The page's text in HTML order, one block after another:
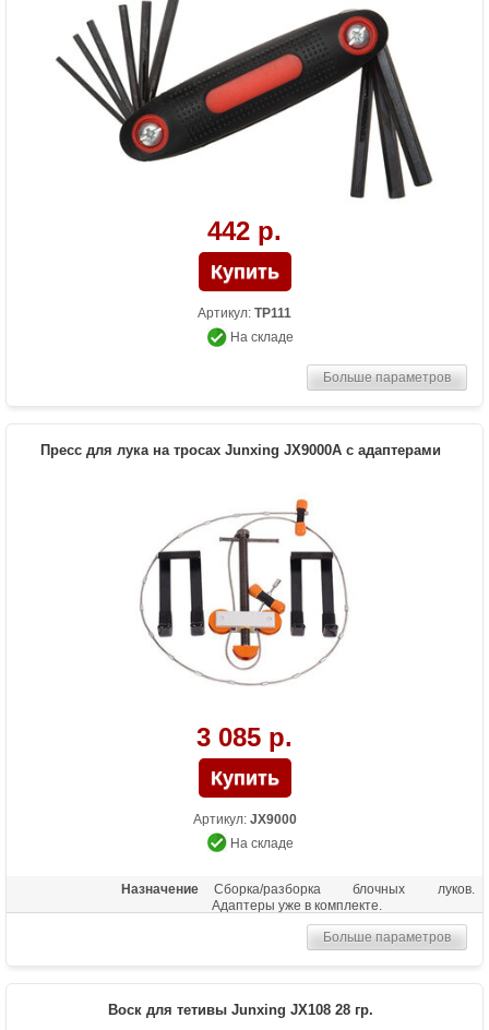
442 р.
Артикул: TP111
На складе
Больше параметров
Пресс для лука на тросах Junxing JX9000A с адаптерами
3 085 р.
Артикул: JX9000
На складе
Назначение
Сборка/разборка блочных луков.
Адаптеры уже в комплекте.
Больше параметров
Воск для тетивы Junxing JX108 28 гр.